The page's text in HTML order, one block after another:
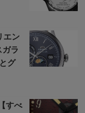
エン
ガラ
グ
すべ